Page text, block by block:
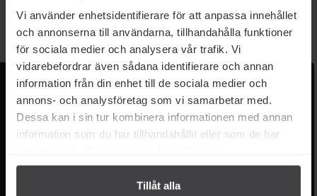
Vi använder enhetsidentifierare för att anpassa innehållet
och annonserna till användarna, tillhandahålla funktioner
för sociala medier och analysera vår trafik. Vi
vidarebefordrar även sådana identifierare och annan
information från din enhet till de sociala medier och
annons- och analysföretag som vi samarbetar med.
Dessa kan i sin tur kombinera informationen med annan
information som du har tillhandahållit eller som de har
Tillåt alla
Köp
Kundservice
Kontakta oss
Vanliga frågor
Betalning
Populära länkar
Monin
Lyxkonserver
Olivolja
Oliver